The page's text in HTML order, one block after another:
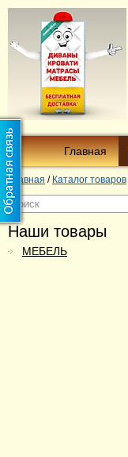
Главная
Главная / Каталог товаров
Наши товары
МЕБЕЛЬ